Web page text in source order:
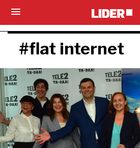
#flat internet